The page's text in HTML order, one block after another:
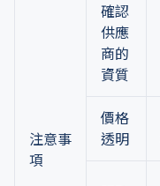
注意事
項
確認
供應
商的
資質
價格
透明